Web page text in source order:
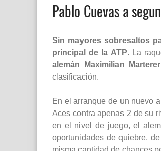
Pablo Cuevas a
Sin mayores sobresaltos
principal de la ATP. La
alemán Maximilian Marterer
clasificación.
En el arranque de un nuevo
Aces contra apenas 2 de su
en el nivel de juego, el
oportunidades de quiebre,